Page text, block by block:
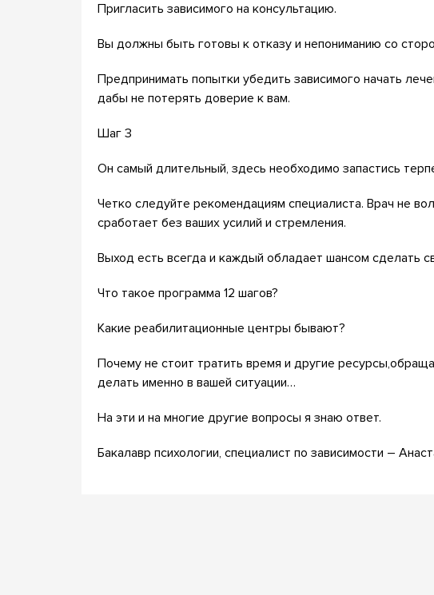
Пригласить зависимого на консультацию.
Вы должны быть готовы к отказу и непониманию со
Предпринимать попытки убедить зависимого начать
дабы не потерять доверие к вам.
Шаг 3
Он самый длительный, здесь необходимо запастись
Четко следуйте рекомендациям специалиста. Врач не
сработает без ваших усилий и стремления.
Выход есть всегда и каждый обладает шансом сделать
Что такое программа 12 шагов?
Какие реабилитационные центры бывают?
Почему не стоит тратить время и другие
делать именно в вашей ситуации…
На эти и на многие другие вопросы я знаю ответ.
Бакалавр психологии, специалист по зависимости –